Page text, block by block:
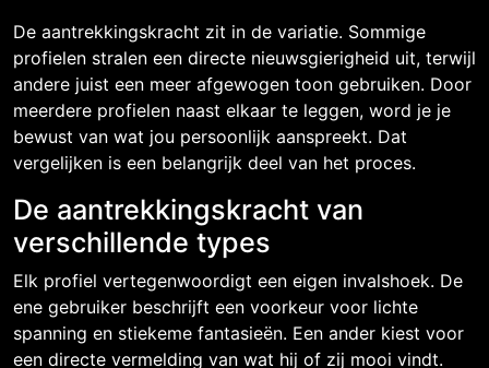
De aantrekkingskracht zit in de variatie. Sommige
profielen stralen een directe nieuwsgierigheid uit, terwijl
andere juist een meer afgewogen toon gebruiken. Door
meerdere profielen naast elkaar te leggen, word je je
bewust van wat jou persoonlijk aanspreekt. Dat
vergelijken is een belangrijk deel van het proces.
De aantrekkingskracht van
verschillende types
Elk profiel vertegenwoordigt een eigen invalshoek. De
ene gebruiker beschrijft een voorkeur voor lichte
spanning en stiekeme fantasieën. Een ander kiest voor
een directe vermelding van wat hij of zij mooi vindt.